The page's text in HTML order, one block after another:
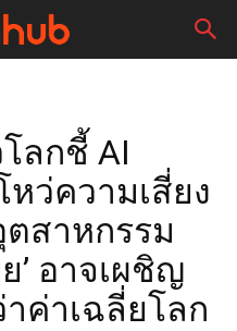
ลกชี้ AI
ว่ความเสี่ยง
สาหกรรม
’ อาจเผชิญ
ค่าเฉลี่ยโลก